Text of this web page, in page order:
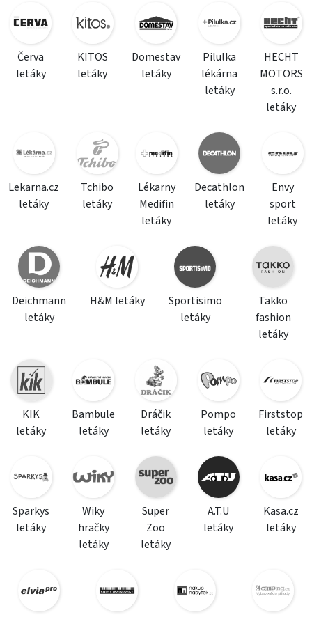
Červa
letáky
KITOS
letáky
Domestav
letáky
Pilulka
lékárna
letáky
HECHT
MOTORS
s.r.o.
letáky
Lekarna.cz
letáky
Tchibo
letáky
Lékarny
Medifin
letáky
Decathlon
letáky
Envy
sport
letáky
Deichmann
letáky
H&M letáky
Sportisimo
letáky
Takko
fashion
letáky
KIK
letáky
Bambule
letáky
Dráčik
letáky
Pompo
letáky
Firststop
letáky
Sparkys
letáky
Wiky
hračky
letáky
Super
Zoo
letáky
A.T.U
letáky
Kasa.cz
letáky